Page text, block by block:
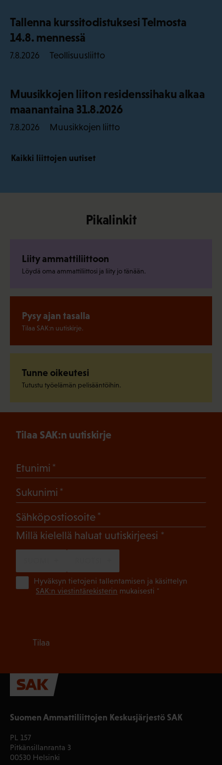
Tallenna kurssitodistuksesi Telmosta
14.8. mennessä
7.8.2026 Teollisuusliitto
Muusikkojen liiton residenssihaku alkaa
maanantaina 31.8.2026
7.8.2026 Muusikkojen liitto
Kaikki liittojen uutiset
Pikalinkit
Liity ammattiliittoon
Löydä oma ammattiliittosi ja liity jo tänään.
Pysy ajan tasalla
Tilaa SAK:n uutiskirje.
Tunne oikeutesi
Tutustu työelämän pelisääntöihin.
Suomen Ammattiliittojen Keskusjärjestö SAK
PL 157
Pitkänsillanranta 3
00530 Helsinki
Tilaa SAK:n uutiskirje
Etunimi
Sukunimi
Sähköpostiosoite
Millä kielellä haluat uutiskirjeesi (Pakollinen)
Hyväksyn tietojeni tallentamisen ja käsittelyn
SAK:n viestintärekisterin mukaisesti *
Tilaa